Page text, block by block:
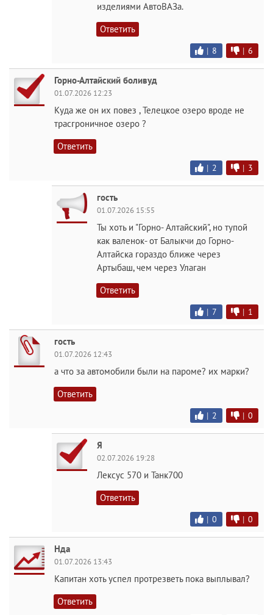
изделиями АвтоВАЗа.
Ответить
| 8 | 6
Горно-Алтайский боливуд
01.07.2026 12:23
Куда же он их повез , Телецкое озеро вроде не
трасгроничное озеро ?
Ответить
| 2 | 3
гость
01.07.2026 15:55
Ты хоть и "Горно- Алтайский", но тупой
как валенок- от Балыкчи до Горно-
Алтайска гораздо ближе через
Артыбаш, чем через Улаган
Ответить
| 7 | 1
гость
01.07.2026 12:43
а что за автомобили были на пароме? их марки?
Ответить
| 2 | 0
Я
02.07.2026 19:28
Лексус 570 и Танк700
Ответить
| 0 | 0
Нда
01.07.2026 13:43
Капитан хоть успел протрезветь пока выплывал?
Ответить